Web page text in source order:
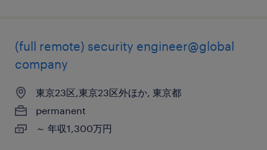
(full remote) security engineer@global
company
東京23区,東京23区外ほか, 東京都
permanent
～ 年収1,300万円